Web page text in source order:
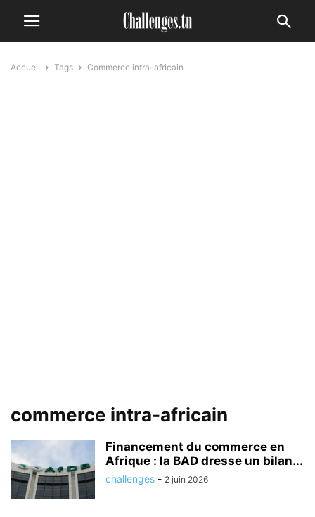
Accueil Tags Commerce intra-africain
commerce intra-africain
Financement du commerce en
Afrique : la BAD dresse un bilan...
challenges - 2 juin 2026